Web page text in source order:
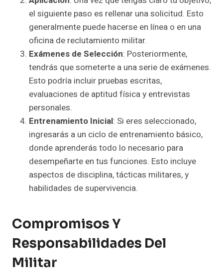
el siguiente paso es rellenar una solicitud. Esto
generalmente puede hacerse en línea o en una
oficina de reclutamiento militar.
Exámenes de Selección: Posteriormente,
tendrás que someterte a una serie de exámenes.
Esto podría incluir pruebas escritas,
evaluaciones de aptitud física y entrevistas
personales.
Entrenamiento Inicial: Si eres seleccionado,
ingresarás a un ciclo de entrenamiento básico,
donde aprenderás todo lo necesario para
desempeñarte en tus funciones. Esto incluye
aspectos de disciplina, tácticas militares, y
habilidades de supervivencia.
Compromisos Y
Responsabilidades Del
Militar